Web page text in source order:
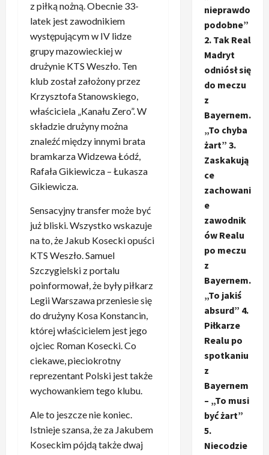
z piłką nożną. Obecnie 33-
latek jest zawodnikiem
występującym w IV lidze
grupy mazowieckiej w
drużynie KTS Weszło. Ten
klub został założony przez
Krzysztofa Stanowskiego,
właściciela „Kanału Zero”. W
składzie drużyny można
znaleźć między innymi brata
bramkarza Widzewa Łódź,
Rafała Gikiewicza – Łukasza
Gikiewicza.
Sensacyjny transfer może być
już bliski. Wszystko wskazuje
na to, że Jakub Kosecki opuści
KTS Weszło. Samuel
Szczygielski z portalu
poinformował, że były piłkarz
Legii Warszawa przeniesie się
do drużyny Kosa Konstancin,
której właścicielem jest jego
ojciec Roman Kosecki. Co
ciekawe, pieciokrotny
reprezentant Polski jest także
wychowankiem tego klubu.
Ale to jeszcze nie koniec.
Istnieje szansa, że za Jakubem
Koseckim pójdą także dwaj
nieprawdo
podobne”
2. Tak Real
Madryt
odniósł się
do meczu
z
Bayernem.
„To chyba
żart” 3.
Zaskakują
ce
zachowani
e
zawodnik
ów Realu
po meczu
z
Bayernem.
„To jakiś
absurd” 4.
Piłkarze
Realu po
spotkaniu
z
Bayernem
– „To musi
być żart”
5.
Niecodzie